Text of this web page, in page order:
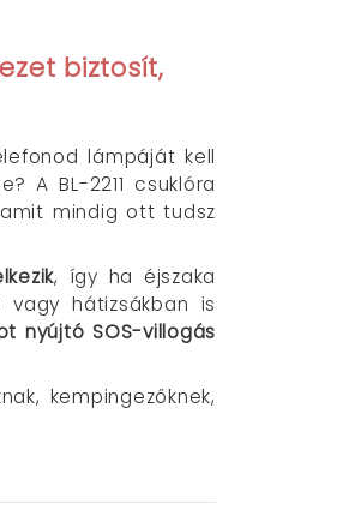
biztosít,
lámpáját kell
A BL-2211 csuklóra
mindig ott tudsz
, így ha éjszaka
vagy hátizsákban is
nyújtó SOS-villogás
kempingezőknek,